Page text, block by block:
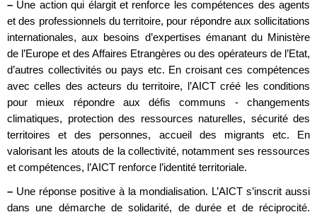
– Une action qui élargit et renforce les compétences des agents
et des professionnels du territoire, pour répondre aux sollicitations
internationales, aux besoins d’expertises émanant du Ministère
de l’Europe et des Affaires Etrangères ou des opérateurs de l’Etat,
d’autres collectivités ou pays etc. En croisant ces compétences
avec celles des acteurs du territoire, l’AICT créé les conditions
pour mieux répondre aux défis communs - changements
climatiques, protection des ressources naturelles, sécurité des
territoires et des personnes, accueil des migrants etc. En
valorisant les atouts de la collectivité, notamment ses ressources
et compétences, l’AICT renforce l’identité territoriale.
– Une réponse positive à la mondialisation. L’AICT s’inscrit aussi
dans une démarche de solidarité, de durée et de réciprocité.